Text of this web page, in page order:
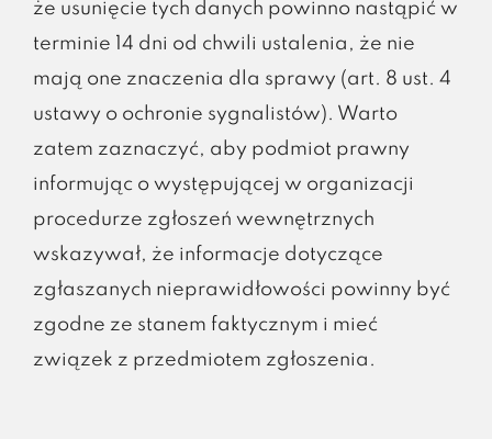
że usunięcie tych danych powinno nastąpić w
terminie 14 dni od chwili ustalenia, że nie
mają one znaczenia dla sprawy (art. 8 ust. 4
ustawy o ochronie sygnalistów). Warto
zatem zaznaczyć, aby podmiot prawny
informując o występującej w organizacji
procedurze zgłoszeń wewnętrznych
wskazywał, że informacje dotyczące
zgłaszanych nieprawidłowości powinny być
zgodne ze stanem faktycznym i mieć
związek z przedmiotem zgłoszenia.